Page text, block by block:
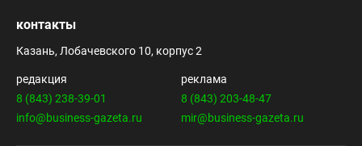
контакты
Казань, Лобачевского 10, корпус 2
редакция
8 (843) 238-39-01
info@business-gazeta.ru
реклама
8 (843) 203-48-47
mir@business-gazeta.ru